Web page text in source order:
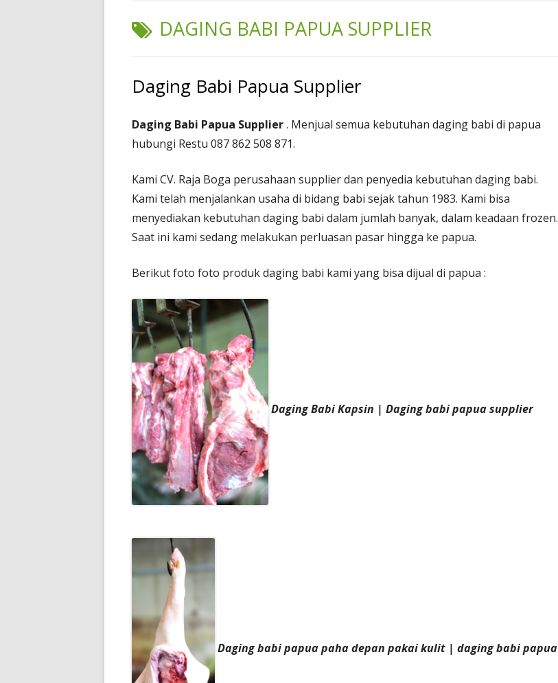
TAG:
DAGING BABI PAPUA SUPPLIER
Daging Babi Papua Supplier
Daging Babi Papua Supplier. Menjual semua kebutuhan daging babi di papua
hubungi Restu 087 862 508 871.
Kami CV. Raja Boga perusahaan supplier dan penyedia kebutuhan daging babi.
Kami telah menjalankan usaha di bidang babi sejak tahun 1983. Kami bisa
menyediakan kebutuhan daging babi dalam jumlah banyak, dalam keadaan frozen.
Saat ini kami sedang melakukan perluasan pasar hingga ke papua.
Berikut foto foto produk daging babi kami yang bisa dijual di papua :
Daging Babi Kapsin | Daging babi papua supplier
Daging babi papua paha depan pakai kulit | daging babi papua